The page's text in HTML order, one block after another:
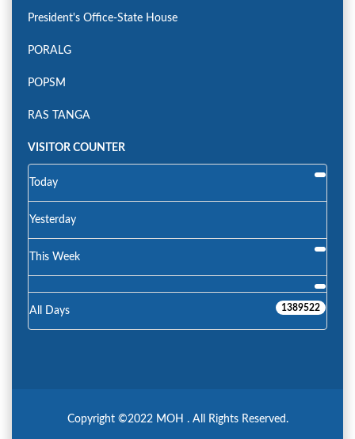
President's Office-State House
PORALG
POPSM
RAS TANGA
VISITOR COUNTER
Today
Yesterday
This Week
All Days 1389522
Copyright ©2022 MOH . All Rights Reserved.